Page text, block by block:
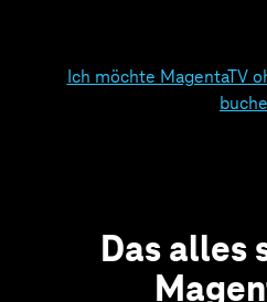
Ich möchte MagentaTV
Das alles